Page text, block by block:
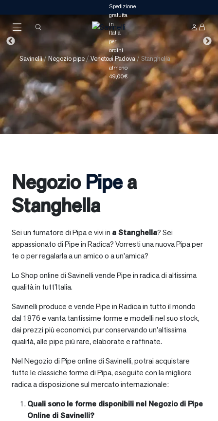
Savinelli/ Negozio pipe/Veneto/Padova / Stanghella
Negozio Pipea
Stanghella
Sei un fumatore di Pipa e vivi in aStanghella? Sei
appassionato di Pipe in Radica? Vorresti una nuova Pipa per
te o per regalarla a un amico o a un’amica?
Lo Shop online di Savinelli vende Pipe in radica di altissima
qualità in tutt’Italia.
Savinelli produce e vende Pipe in Radica in tutto il mondo
dal 1876 e vanta tantissime forme e modelli nel suo stock,
dai prezzi più economici, pur conservando un’altissima
qualità, alle pipe più rare, elaborate e raffinate.
Nel Negozio di Pipe online di Savinelli, potrai acquistare
tutte le classiche forme di Pipa, eseguite con la migliore
radica a disposizione sul mercato internazionale:
Quali sono le forme disponibili nel Negozio di Pipe
Online di Savinelli?